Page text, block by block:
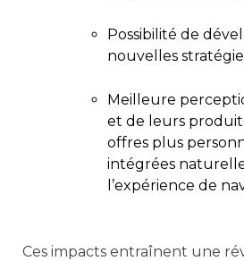
Possibilité de
nouvelles
Meilleure
et de leurs
offres plus
intégrées
l’expérience de
Ces impacts entraînent une